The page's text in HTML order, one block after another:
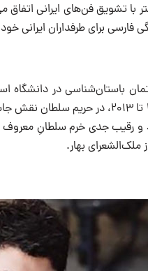
با تشویق فن‌های ایرانی
برای طرفداران ایرانی
باستان‌شناسی در دانشگاه
معروف شد. از سال ۲۰۱۲ تا ۲۰۱۳،
و رقیب جدی خرم سلطانِ
بهار.